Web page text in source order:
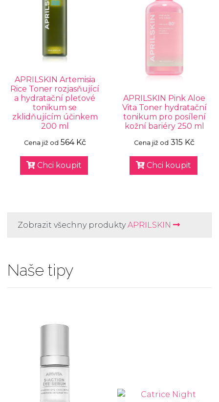
APRILSKIN Artemisia
Rice Toner rozjasňující
a hydratační pleťové
tonikum se
zklidňujícím účinkem
200 ml
Cena již od 564 Kč
Chci koupit
APRILSKIN Pink Aloe
Vita Toner hydratační
tonikum pro posílení
kožní bariéry 250 ml
Cena již od 315 Kč
Chci koupit
Zobrazit všechny produktyAPRILSKIN
Naše tipy